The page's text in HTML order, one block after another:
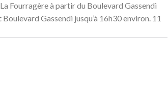
Fourragère à partir du Boulevard Gassendi
Gassendi jusqu’à 16h30 environ. 11